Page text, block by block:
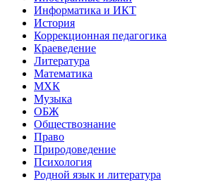
Информатика и ИКТ
История
Коррекционная педагогика
Краеведение
Литература
Математика
МХК
Музыка
ОБЖ
Обществознание
Право
Природоведение
Психология
Родной язык и литература